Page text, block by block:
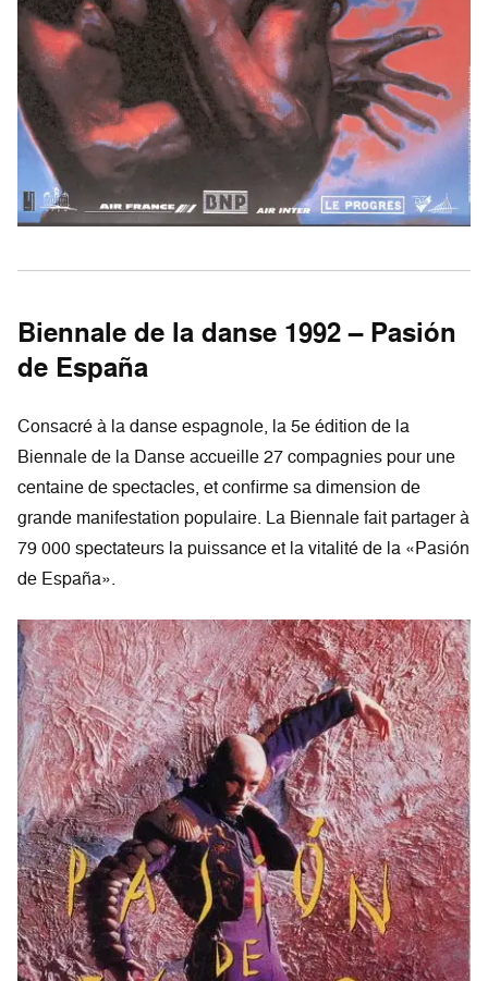
Biennale de la danse 1992 – Pasión
de España
Consacré à la danse espagnole, la 5e édition de la
Biennale de la Danse accueille 27 compagnies pour une
centaine de spectacles, et confirme sa dimension de
grande manifestation populaire. La Biennale fait partager à
79 000 spectateurs la puissance et la vitalité de la «Pasión
de España».